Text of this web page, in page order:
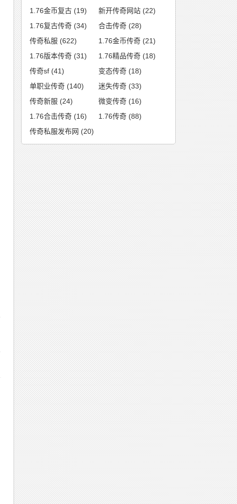
1.76金币复古 (19) 新开传奇网站 (22)
1.76复古传奇 (34) 合击传奇 (28)
传奇私服 (622) 1.76金币传奇 (21)
1.76版本传奇 (31) 1.76精品传奇 (18)
传奇sf (41) 变态传奇 (18)
单职业传奇 (140) 迷失传奇 (33)
传奇新服 (24) 微变传奇 (16)
1.76合击传奇 (16) 1.76传奇 (88)
传奇私服发布网 (20)